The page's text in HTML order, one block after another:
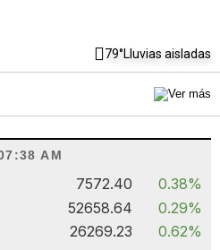
79°Lluvias aisladas
AM
7572.40
0.38%
52658.64
0.29%
26269.23 0.62%